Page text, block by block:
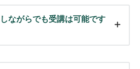
ながらでも受講は可能です